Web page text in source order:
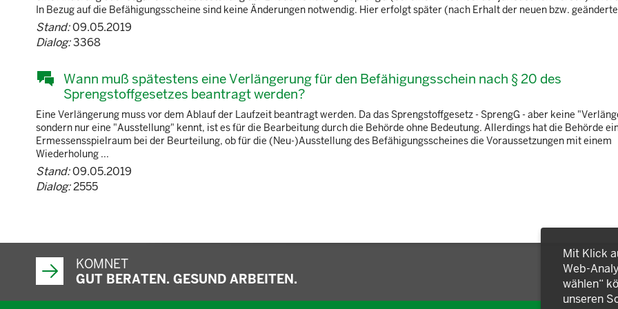
In Bezug auf die Befähigungsscheine sind keine Änderungen notwendig. Hier erfolgt später (nach Erhalt der neuen bzw.
Stand:09.05.2019
Dialog:3368
Wann muß spätestens eine Verlängerung für den Befähigungsschein nach § 20 des
Sprengstoffgesetzes beantragt werden?
Eine Verlängerung muss vor dem Ablauf der Laufzeit beantragt werden. Da das Sprengstoffgesetz - SprengG - aber keine
sondern nur eine "Ausstellung" kennt, ist es für die Bearbeitung durch die Behörde ohne Bedeutung. Allerdings hat die Behörde
Ermessensspielraum bei der Beurteilung, ob für die (Neu-)Ausstellung des Befähigungsscheines die Voraussetzungen mit einem
Wiederholung ...
Stand:09.05.2019
Dialog:2555
KOMNET
GUT BERATEN. GESUND ARBEITEN.
Mit Klick
Web-
wählen“
unseren